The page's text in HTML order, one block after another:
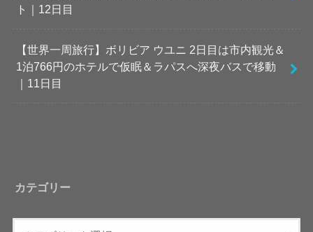
ト｜12日目
【世界一周旅行】ボリビア ウユニ 2日目は市内観光＆
1泊766円のホテルで仮眠＆ラパスへ深夜バスで移動
｜11日目
カテゴリー